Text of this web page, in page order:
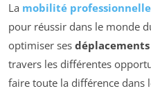
La mobilité professionnelle
pour réussir dans le monde
optimiser ses déplacements
travers les différentes
faire toute la différence dans